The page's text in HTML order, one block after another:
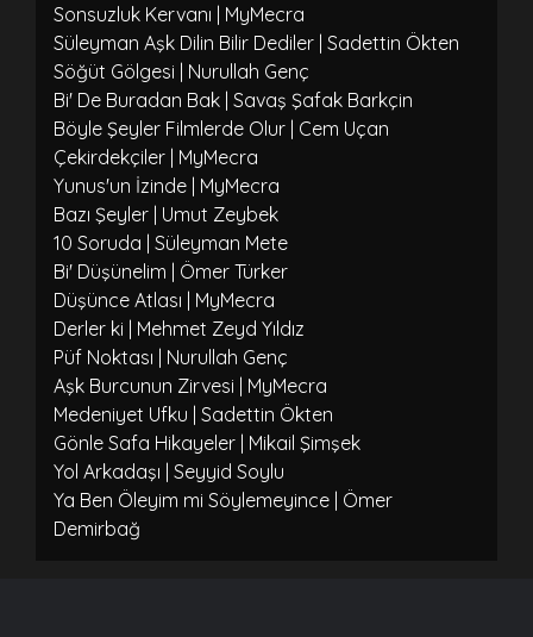
Sonsuzluk Kervanı | MyMecra
Süleyman Aşk Dilin Bilir Dediler | Sadettin Ökten
Söğüt Gölgesi | Nurullah Genç
Bi' De Buradan Bak | Savaş Şafak Barkçin
Böyle Şeyler Filmlerde Olur | Cem Uçan
Çekirdekçiler | MyMecra
Yunus'un İzinde | MyMecra
Bazı Şeyler | Umut Zeybek
10 Soruda | Süleyman Mete
Bi' Düşünelim | Ömer Türker
Düşünce Atlası | MyMecra
Derler ki | Mehmet Zeyd Yıldız
Püf Noktası | Nurullah Genç
Aşk Burcunun Zirvesi | MyMecra
Medeniyet Ufku | Sadettin Ökten
Gönle Safa Hikayeler | Mikail Şimşek
Yol Arkadaşı | Seyyid Soylu
Ya Ben Öleyim mi Söylemeyince | Ömer
Demirbağ